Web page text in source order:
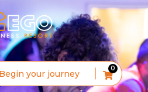
Begin your journey 0